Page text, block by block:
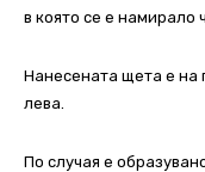
в която се е намирало
Нанесената щета е на
лева.
По случая е